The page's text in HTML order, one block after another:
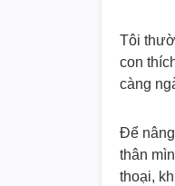
Tôi
con
càng
Để
thân
thoại,